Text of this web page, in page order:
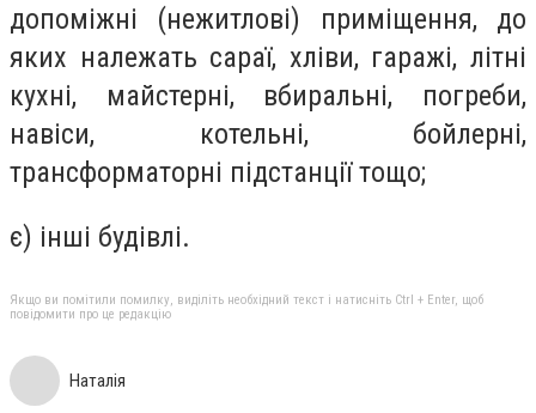
допоміжні (нежитлові) приміщення, до
яких належать сараї, хліви, гаражі, літні
кухні, майстерні, вбиральні, погреби,
навіси, котельні, бойлерні,
трансформаторні підстанції тощо;
є) інші будівлі.
Якщо ви помітили помилку, виділіть необхідний текст і натисніть Ctrl + Enter, щоб
повідомити про це редакцію
Наталія